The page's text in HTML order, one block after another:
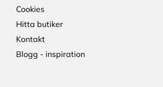
Cookies
Hitta butiker
Kontakt
Blogg - inspiration